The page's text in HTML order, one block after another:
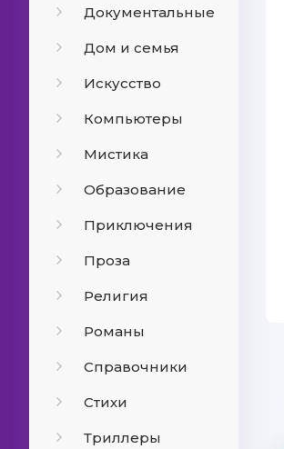
Документальные
Дом и семья
Искусство
Компьютеры
Мистика
Образование
Приключения
Проза
Религия
Романы
Справочники
Стихи
Триллеры